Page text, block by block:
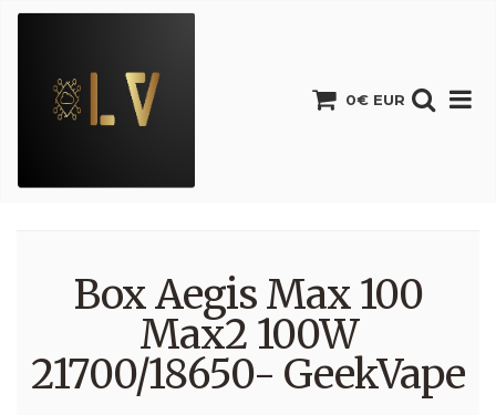
0€ EUR
Box Aegis Max 100
Max2 100W
21700/18650- GeekVape